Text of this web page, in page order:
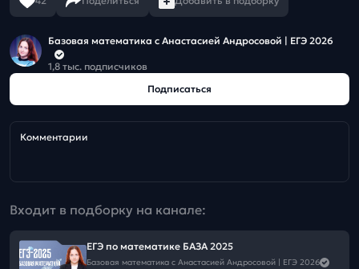
Базовая математика с Анастасией Андросовой | ЕГЭ 2026
1,8 тыс. подписчиков
Подписаться
Комментарии
Входит в подборку на канале:
ЕГЭ по математике БАЗА 2025
Базовая математика с Анастасией Андросовой | ЕГЭ 2026